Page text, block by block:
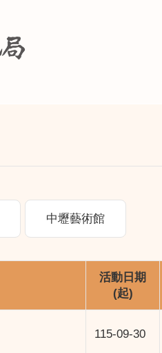
中壢藝術館
活動日期
(起)
115-09-30